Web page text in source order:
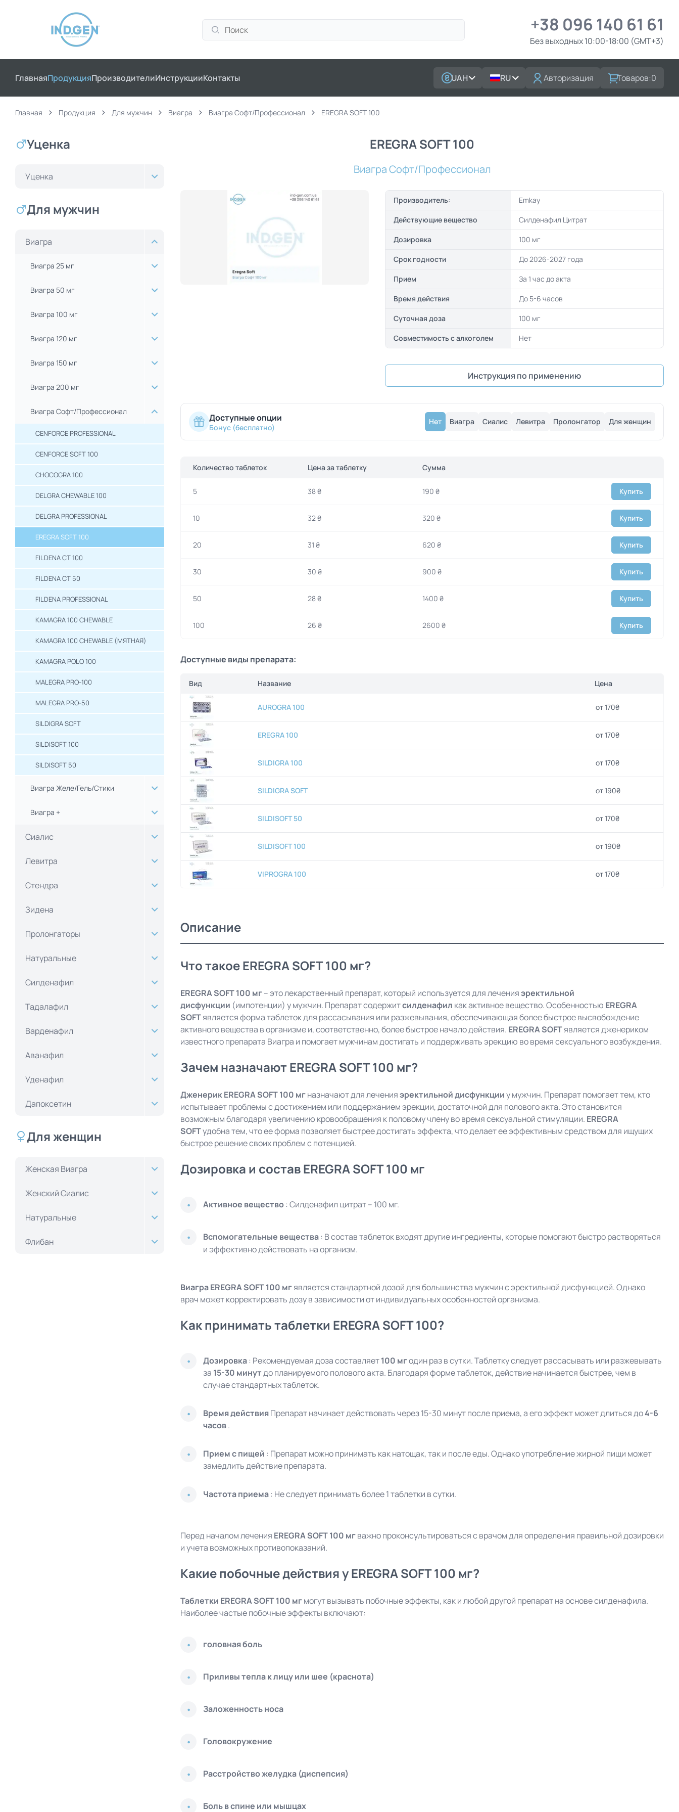
+38 096 140 61 61
Без выходных 10:00-18:00 (GMT+3)
ГлавнаяПродукцияПроизводителиИнструкцииКонтакты UAH RU Авторизация Товаров:0
Главная Продукция Для мужчин Виагра Виагра Софт/Профессионал EREGRA SOFT 100
Уценка
Уценка
Для мужчин
Виагра
Виагра 25 мг
Виагра 50 мг
Виагра 100 мг
Виагра 120 мг
Виагра 150 мг
Виагра 200 мг
Виагра Софт/Профессионал
CENFORCE PROFESSIONAL
CENFORCE SOFT 100
CHOCOGRA 100
DELGRA CHEWABLE 100
DELGRA PROFESSIONAL
EREGRA SOFT 100
FILDENA CT 100
FILDENA CT 50
FILDENA PROFESSIONAL
KAMAGRA 100 CHEWABLE
KAMAGRA 100 CHEWABLE (МЯТНАЯ)
KAMAGRA POLO 100
MALEGRA PRO-100
MALEGRA PRO-50
SILDIGRA SOFT
SILDISOFT 100
SILDISOFT 50
Виагра Желе/Гель/Стики
Виагра +
Сиалис
Левитра
Стендра
Зидена
Пролонгаторы
Натуральные
Силденафил
Тадалафил
Варденафил
Аванафил
Уденафил
Дапоксетин
Для женщин
Женская Виагра
Женский Сиалис
Натуральные
Флибан
EREGRA SOFT 100
Виагра Софт/Профессионал
Производитель: Emkay
Действующие вещество Силденафил Цитрат
Дозировка 100 мг
Срок годности До 2026-2027 года
Прием За 1 час до акта
Время действия До 5-6 часов
Суточная доза 100 мг
Совместимость с алкоголем Нет
Инструкция по применению
Доступные опции
Бонус (бесплатно)
Нет Виагра Сиалис Левитра Пролонгатор Для женщин
Количество таблеток Цена за таблетку Сумма
5 38 ₴ 190 ₴ Купить
10 32 ₴ 320 ₴ Купить
20 31 ₴ 620 ₴ Купить
30 30 ₴ 900 ₴ Купить
50 28 ₴ 1400 ₴ Купить
100 26 ₴ 2600 ₴ Купить
Доступные виды препарата:
Вид Название Цена
AUROGRA 100 от 170₴
EREGRA 100 от 170₴
SILDIGRA 100 от 170₴
SILDIGRA SOFT от 190₴
SILDISOFT 50 от 170₴
SILDISOFT 100 от 190₴
VIPROGRA 100 от 170₴
Описание
Что такое EREGRA SOFT 100 мг?
EREGRA SOFT 100 мг– это лекарственный препарат, который используется для леченияэректильной
дисфункции (импотенции) у мужчин. Препарат содержитсилденафил как активное вещество. Особенностью EREGRA
SOFTявляется форма таблеток для рассасывания или разжевывания, обеспечивающая более быстрое высвобождение
активного вещества в организме и, соответственно, более быстрое начало действия. EREGRA SOFTявляется дженериком
известного препарата Виагра и помогает мужчинам достигать и поддерживать эрекцию во время сексуального возбуждения.
Зачем назначают EREGRA SOFT 100 мг?
Дженерик EREGRA SOFT 100 мгназначают для леченияэректильной дисфункцииу мужчин. Препарат помогает тем, кто
испытывает проблемы с достижением или поддержанием эрекции, достаточной для полового акта. Это становится
возможным благодаря увеличению кровообращения к половому члену во время сексуальной стимуляции. EREGRA
SOFTудобна тем, что ее форма позволяет быстрее достигать эффекта, что делает ее эффективным средством для ищущих
быстрое решение своих проблем с потенцией.
Дозировка и состав EREGRA SOFT 100 мг
Активное вещество: Силденафил цитрат – 100 мг.
Вспомогательные вещества: В состав таблеток входят другие ингредиенты, которые помогают быстро растворяться
и эффективно действовать на организм.
Виагра EREGRA SOFT 100 мгявляется стандартной дозой для большинства мужчин с эректильной дисфункцией. Однако
врач может корректировать дозу в зависимости от индивидуальных особенностей организма.
Как принимать таблетки EREGRA SOFT 100?
Дозировка: Рекомендуемая доза составляет100 мгодин раз в сутки. Таблетку следует рассасывать или разжевывать
за 15-30 минутдо планируемого полового акта. Благодаря форме таблеток, действие начинается быстрее, чем в
случае стандартных таблеток.
Время действияПрепарат начинает действовать через 15-30 минут после приема, а его эффект может длиться до4-6
часов.
Прием с пищей : Препарат можно принимать как натощак, так и после еды. Однако употребление жирной пищи может
замедлить действие препарата.
Частота приема: Не следует принимать более 1 таблетки в сутки.
Перед началом лечения EREGRA SOFT 100 мгважно проконсультироваться с врачом для определения правильной дозировки
и учета возможных противопоказаний.
Какие побочные действия у EREGRA SOFT 100 мг?
Таблетки EREGRA SOFT 100 мгмогут вызывать побочные эффекты, как и любой другой препарат на основе силденафила.
Наиболее частые побочные эффекты включают:
головная боль
Приливы тепла к лицу или шее (краснота)
Заложенность носа
Головокружение
Расстройство желудка (диспепсия)
Боль в спине или мышцах